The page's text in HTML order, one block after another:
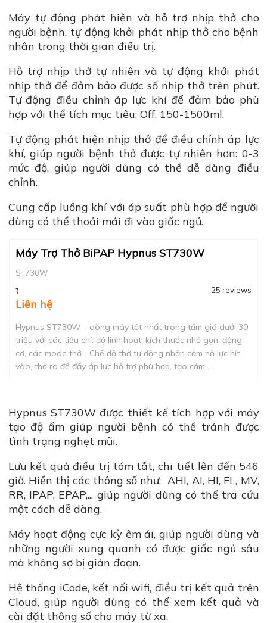
Máy tự động phát hiện và hỗ trợ nhịp thở cho
người bệnh, tự động khởi phát nhịp thở cho bệnh
nhân trong thời gian điều trị.
Hỗ trợ nhịp thở tự nhiên và tự động khởi phát
nhịp thở để đảm bảo được số nhịp thở trên phút.
Tự động điều chỉnh áp lực khí để đảm bảo phù
hợp với thể tích mục tiêu: Off, 150-1500ml.
Tự động phát hiện nhịp thở để điều chỉnh áp lực
khí, giúp người bệnh thở được tự nhiên hơn: 0-3
mức độ, giúp người dùng có thể dễ dàng điều
chỉnh.
Cung cấp luồng khí với áp suất phù hợp để người
dùng có thể thoải mái đi vào giấc ngủ.
Máy Trợ Thở BiPAP Hypnus ST730W
ST730W
25 reviews
Liên hệ
Hypnus ST730W - dòng máy tốt nhất trong tầm giá dưới 30
triệu với các tiêu chí: độ linh hoạt, kích thước nhỏ gọn, động
cơ, các mode thở... Chế độ thở tự động nhận cảm nỗ lực hít
vào, thở ra để đẩy áp lực hỗ trợ phù hợp, tạo cảm ...
Hypnus ST730W được thiết kế tích hợp với máy
tạo độ ẩm giúp người bệnh có thể tránh được
tình trạng nghẹt mũi.
Lưu kết quả điều trị tóm tắt, chi tiết lên đến 546
giờ. Hiển thị các thông số như: AHI, AI, HI, FL, MV,
RR, IPAP, EPAP,... giúp người dùng có thể tra cứu
một cách dễ dàng.
Máy hoạt động cực kỳ êm ái, giúp người dùng và
những người xung quanh có được giấc ngủ sâu
mà không sợ bị gián đoạn.
Hệ thống iCode, kết nối wifi, điều trị kết quả trên
Cloud, giúp người dùng có thể xem kết quả và
cài đặt thông số cho máy từ xa.